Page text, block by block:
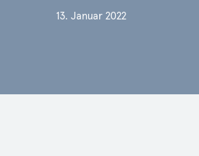
13. Januar 2022